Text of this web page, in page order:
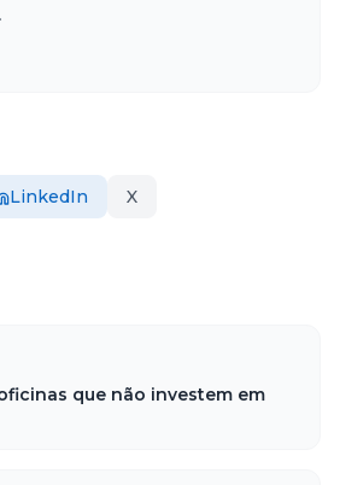
LinkedIn X
que não investem em